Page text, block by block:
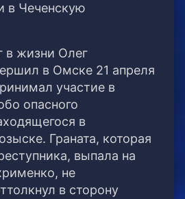
в Чеченскую
в жизни Олег
в Омске 21 апреля
участие в
опасного
в
Граната, которая
выпала на
не
в сторону